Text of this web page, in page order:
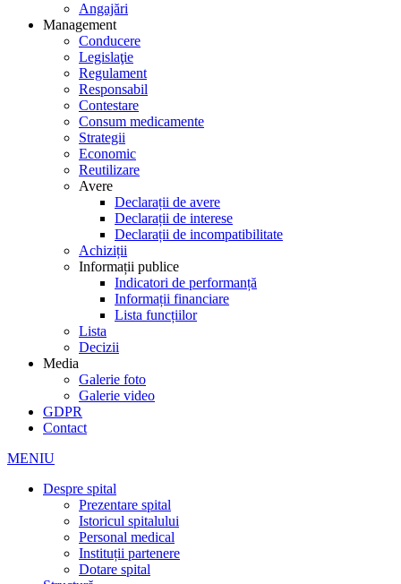
Angajări
Management
Conducere
Legislaţie
Regulament
Responsabil
Contestare
Consum medicamente
Strategii
Economic
Reutilizare
Avere
Declarații de avere
Declarații de interese
Declarații de incompatibilitate
Achiziții
Informații publice
Indicatori de performanță
Informații financiare
Lista funcțiilor
Lista
Decizii
Media
Galerie foto
Galerie video
GDPR
Contact
MENIU
Despre spital
Prezentare spital
Istoricul spitalului
Personal medical
Instituții partenere
Dotare spital